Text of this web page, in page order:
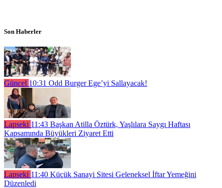
Son Haberler
Güncel 10:31 Odd Burger Ege’yi Sallayacak!
Lapseki 11:43 Başkan Atilla Öztürk, Yaşlılara Saygı Haftası
Kapsamında Büyükleri Ziyaret Etti
Lapseki 11:40 Küçük Sanayi Sitesi Geleneksel İftar Yemeğini
Düzenledi